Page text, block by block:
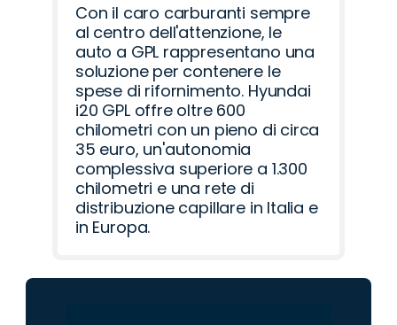
Con il caro carburanti sempre
al centro dell'attenzione, le
auto a GPL rappresentano una
soluzione per contenere le
spese di rifornimento. Hyundai
i20 GPL offre oltre 600
chilometri con un pieno di circa
35 euro, un'autonomia
complessiva superiore a 1.300
chilometri e una rete di
distribuzione capillare in Italia e
in Europa.